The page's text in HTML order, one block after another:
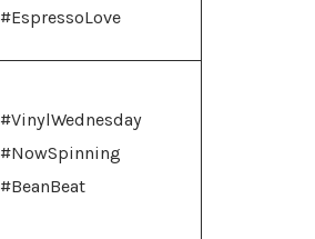
#EspressoLove
#VinylWednesday
#NowSpinning
#BeanBeat